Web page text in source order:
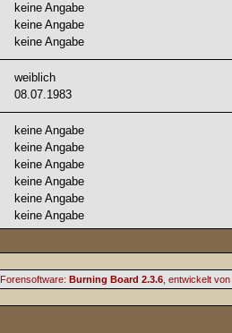
keine Angabe
keine Angabe
keine Angabe
weiblich
08.07.1983
keine Angabe
keine Angabe
keine Angabe
keine Angabe
keine Angabe
keine Angabe
Forensoftware: Burning Board 2.3.6, entwickelt von